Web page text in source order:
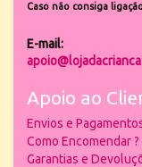
Caso não consiga
E-mail:
Apoio ao
Envios e
Como Encomendar ?
Garantias e